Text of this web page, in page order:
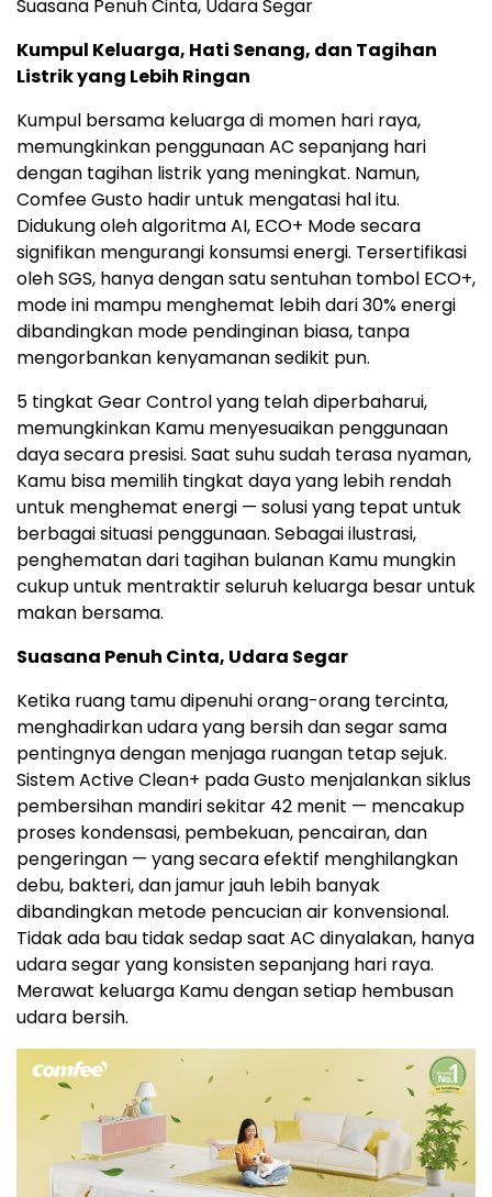
Suasana Penuh Cinta, Udara Segar
Kumpul Keluarga, Hati Senang, dan Tagihan
Listrik yang Lebih Ringan
Kumpul bersama keluarga di momen hari raya,
memungkinkan penggunaan AC sepanjang hari
dengan tagihan listrik yang meningkat. Namun,
Comfee Gusto hadir untuk mengatasi hal itu.
Didukung oleh algoritma AI, ECO+ Mode secara
signifikan mengurangi konsumsi energi. Tersertifikasi
oleh SGS, hanya dengan satu sentuhan tombol ECO+,
mode ini mampu menghemat lebih dari 30% energi
dibandingkan mode pendinginan biasa, tanpa
mengorbankan kenyamanan sedikit pun.
5 tingkat Gear Control yang telah diperbaharui,
memungkinkan Kamu menyesuaikan penggunaan
daya secara presisi. Saat suhu sudah terasa nyaman,
Kamu bisa memilih tingkat daya yang lebih rendah
untuk menghemat energi — solusi yang tepat untuk
berbagai situasi penggunaan. Sebagai ilustrasi,
penghematan dari tagihan bulanan Kamu mungkin
cukup untuk mentraktir seluruh keluarga besar untuk
makan bersama.
Suasana Penuh Cinta, Udara Segar
Ketika ruang tamu dipenuhi orang-orang tercinta,
menghadirkan udara yang bersih dan segar sama
pentingnya dengan menjaga ruangan tetap sejuk.
Sistem Active Clean+ pada Gusto menjalankan siklus
pembersihan mandiri sekitar 42 menit — mencakup
proses kondensasi, pembekuan, pencairan, dan
pengeringan — yang secara efektif menghilangkan
debu, bakteri, dan jamur jauh lebih banyak
dibandingkan metode pencucian air konvensional.
Tidak ada bau tidak sedap saat AC dinyalakan, hanya
udara segar yang konsisten sepanjang hari raya.
Merawat keluarga Kamu dengan setiap hembusan
udara bersih.